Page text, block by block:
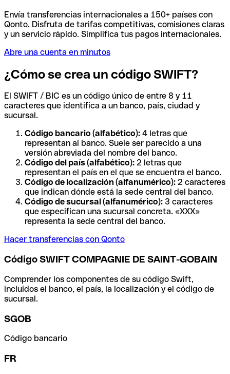
Envía transferencias internacionales a 150+ países con
Qonto. Disfruta de tarifas competitivas, comisiones claras
y un servicio rápido. Simplifica tus pagos internacionales.
Abre una cuenta en minutos
¿Cómo se crea un código SWIFT?
El SWIFT / BIC es un código único de entre 8 y 11
caracteres que identifica a un banco, país, ciudad y
sucursal.
Código bancario (alfabético): 4 letras que
representan al banco. Suele ser parecido a una
versión abreviada del nombre del banco.
Código del país (alfabético): 2 letras que
representan el país en el que se encuentra el banco.
Código de localización (alfanumérico): 2 caracteres
que indican dónde está la sede central del banco.
Código de sucursal (alfanumérico): 3 caracteres
que especifican una sucursal concreta. «XXX»
representa la sede central del banco.
Hacer transferencias con Qonto
Código SWIFT COMPAGNIE DE SAINT-GOBAIN
Comprender los componentes de su código Swift,
incluidos el banco, el país, la localización y el código de
sucursal.
SGOB
Código bancario
FR